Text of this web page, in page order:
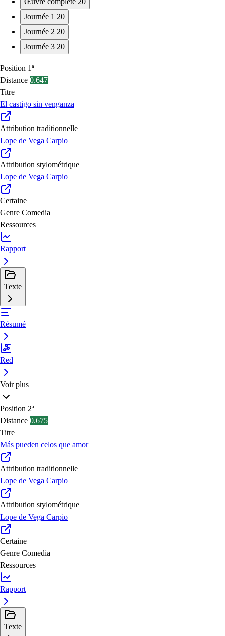
Journée 1 20
Journée 2 20
Journée 3 20
Position 1ª
Distance 0.647
Titre
El castigo sin venganza
Attribution traditionnelle
Lope de Vega Carpio
Attribution stylométrique
Lope de Vega Carpio
Certaine
Genre Comedia
Ressources
Rapport
Texte
Résumé
Red
Voir plus
Position 2ª
Distance 0.675
Titre
Más pueden celos que amor
Attribution traditionnelle
Lope de Vega Carpio
Attribution stylométrique
Lope de Vega Carpio
Certaine
Genre Comedia
Ressources
Rapport
Texte